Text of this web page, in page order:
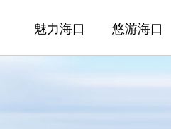
魅力海口 悠游海口